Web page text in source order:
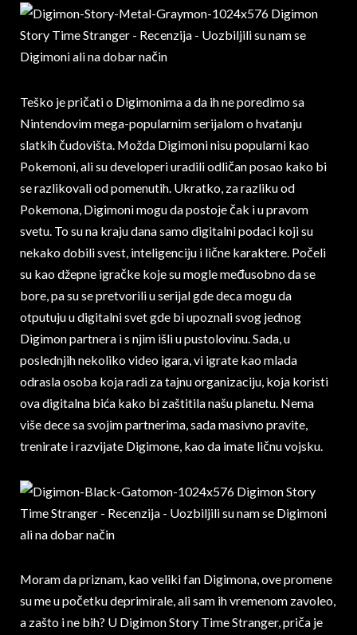
Teško je pričati o Digimonima a da ih ne poredimo sa
Nintendovim mega-popularnim serijalom o hvatanju
slatkih čudovišta. Možda Digimoni nisu popularni kao
Pokemoni, ali su developeri uradili odličan posao kako bi
se razlikovali od pomenutih. Ukratko, za razliku od
Pokemona, Digimoni mogu da postoje čak i u pravom
svetu. To su na kraju dana samo digitalni podaci koji su
nekako dobili svest, inteligenciju i lične karaktere. Počeli
su kao džepne igračke koje su mogle međusobno da se
bore, pa su se pretvorili u serijal gde deca mogu da
otputuju u digitalni svet gde bi upoznali svog jednog
Digimon partnera i s njim išli u pustolovinu. Sada, u
poslednjih nekoliko video igara, vi igrate kao mlada
odrasla osoba koja radi za tajnu organizaciju, koja koristi
ova digitalna bića kako bi zaštitila našu planetu. Nema
više dece sa svojim partnerima, sada masivno pravite,
trenirate i razvijate Digimone, kao da imate ličnu vojsku.
Moram da priznam, kao veliki fan Digimona, ove promene
su me u početku deprimirale, ali sam ih vremenom zavoleo,
a zašto i ne bih? U Digimon Story Time Stranger, priča je